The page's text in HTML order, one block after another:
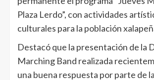
Plaza Lerdo”, con actividades
culturales para la población
Destacó que la presentación de la
Marching Band realizada
una buena respuesta por parte de